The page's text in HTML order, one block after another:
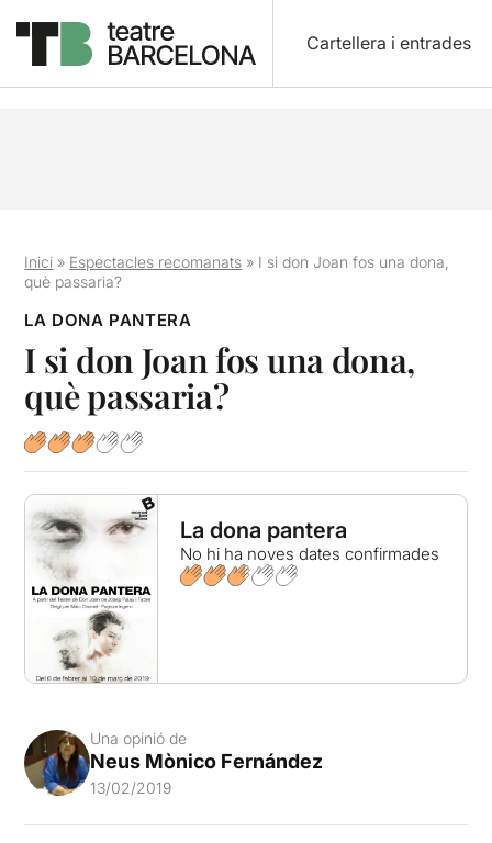
Cartellera i entrades
Inici » Espectacles recomanats » I si don Joan fos una dona,
què passaria?
LA DONA PANTERA
I si don Joan fos una dona,
què passaria?
La dona pantera
No hi ha noves dates confirmades
Una opinió de
Neus Mònico Fernández
13/02/2019